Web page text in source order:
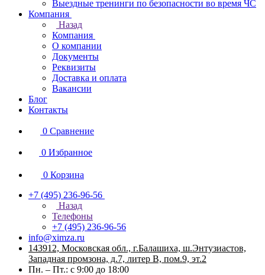
Выездные тренинги по безопасности во время ЧС
Компания
Назад
Компания
О компании
Документы
Реквизиты
Доставка и оплата
Вакансии
Блог
Контакты
0 Сравнение
0 Избранное
0 Корзина
+7 (495) 236-96-56
Назад
Телефоны
+7 (495) 236-96-56
info@ximza.ru
143912, Московская обл., г.Балашиха, ш.Энтузиастов,
Западная промзона, д.7, литер В, пом.9, эт.2
Пн. – Пт.: с 9:00 до 18:00